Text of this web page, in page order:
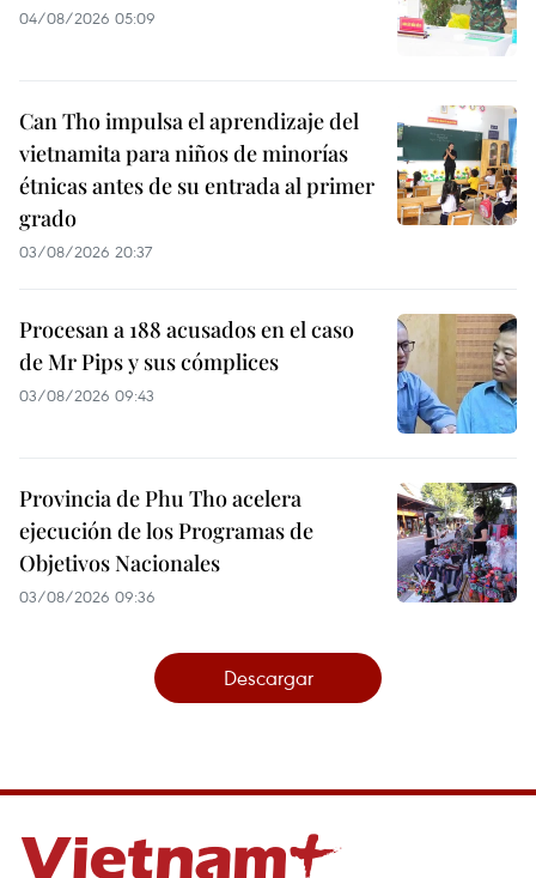
04/08/2026 05:09
Can Tho impulsa el aprendizaje del
vietnamita para niños de minorías
étnicas antes de su entrada al primer
grado
03/08/2026 20:37
Procesan a 188 acusados en el caso
de Mr Pips y sus cómplices
03/08/2026 09:43
Provincia de Phu Tho acelera
ejecución de los Programas de
Objetivos Nacionales
03/08/2026 09:36
Descargar